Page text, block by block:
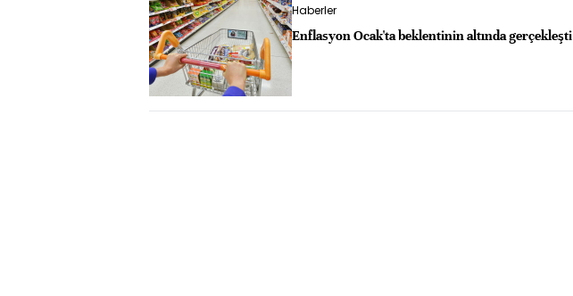
Haberler
Enflasyon Ocak'ta beklentinin altında gerçekleşti